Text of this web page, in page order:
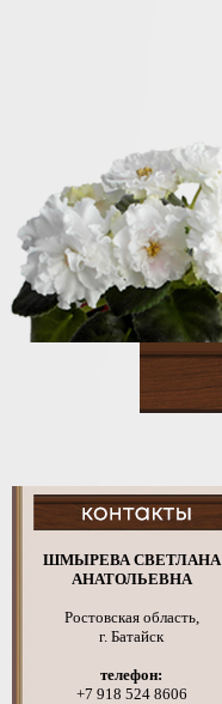
ШМЫРЕВА СВЕТЛАНА
АНАТОЛЬЕВНА
Ростовская область,
г. Батайск
телефон:
+7 918 524 8606